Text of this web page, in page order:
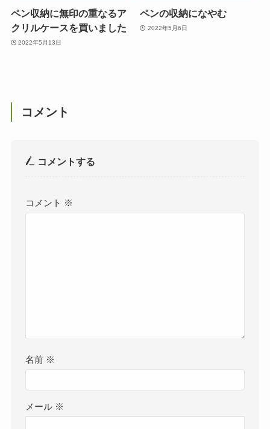
ペン収納に無印の重なるア
クリルケースを買いました
2022年5月13日
ペンの収納になやむ
2022年5月6日
コメント
コメントする
コメント ※
名前 ※
メール ※